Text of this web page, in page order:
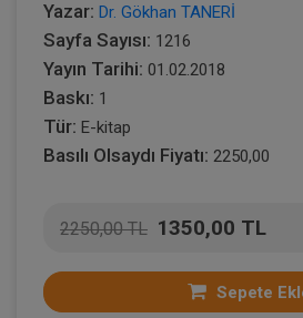
Yazar: Dr. Gökhan TANERİ
Sayfa Sayısı: 1216
Yayın Tarihi: 01.02.2018
Baskı: 1
Tür: E-kitap
Basılı Olsaydı Fiyatı: 2250,00
2250,00 TL 1350,00 TL
Sepete